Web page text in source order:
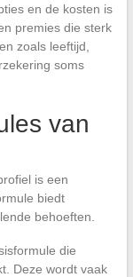
en de kosten is
premies die sterk
zoals leeftijd,
soms
van
is een
biedt
behoeften.
die
Deze wordt vaak